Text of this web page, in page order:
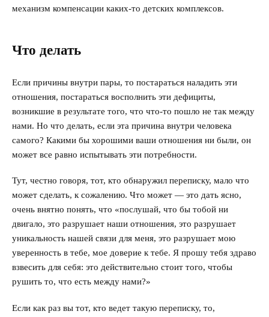
механизм компенсации каких-то детских комплексов.
Что делать
Если причины внутри пары, то постараться наладить эти
отношения, постараться восполнить эти дефициты,
возникшие в результате того, что что-то пошло не так между
нами. Но что делать, если эта причина внутри человека
самого? Какими бы хорошими ваши отношения ни были, он
может все равно испытывать эти потребности.
Тут, честно говоря, тот, кто обнаружил переписку, мало что
может сделать, к сожалению. Что может — это дать ясно,
очень внятно понять, что «послушай, что бы тобой ни
двигало, это разрушает наши отношения, это разрушает
уникальность нашей связи для меня, это разрушает мою
уверенность в тебе, мое доверие к тебе. Я прошу тебя здраво
взвесить для себя: это действительно стоит того, чтобы
рушить то, что есть между нами?»
Если как раз вы тот, кто ведет такую переписку, то,